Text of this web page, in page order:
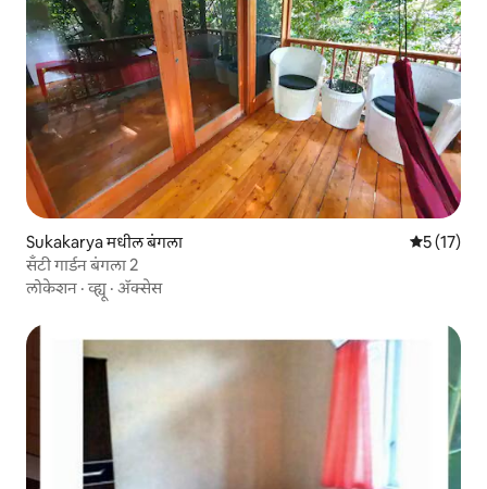
Sukakarya मधील बंगला 5 पैकी 5
5 (17)
सँटी गार्डन बंगला 2
लोकेशन ·व्ह्यू · ॲक्सेस